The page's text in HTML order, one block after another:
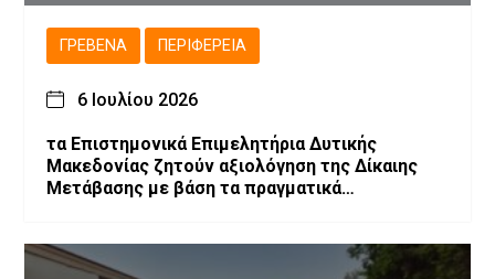
ΓΡΕΒΕΝΆ ΠΕΡΙΦΈΡΕΙΑ
6 Ιουλίου 2026
τα Επιστημονικά Επιμελητήρια Δυτικής
Μακεδονίας ζητούν αξιολόγηση της Δίκαιης
Μετάβασης με βάση τα πραγματικά